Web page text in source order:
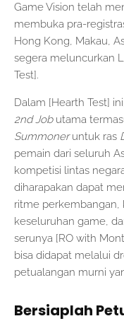
Game Vision telah
membuka pra-
Hong Kong, Makau,
segera meluncurkan
Test].
Dalam [Hearth Test]
2nd Jobutama
Summoneruntuk ras
pemain dari seluruh
kompetisi lintas
diharapakan dapat
ritme perkembangan,
keseluruhan game,
serunya [RO with
bisa didapat melalui
petualangan murni
Bersiaplah